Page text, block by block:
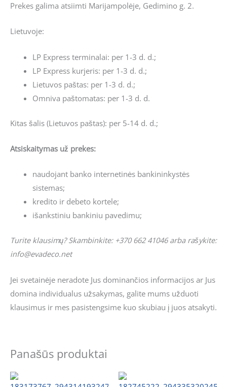
Prekes galima atsiimti Marijampolėje, Gedimino g. 2.
Lietuvoje:
LP Express terminalai: per 1-3 d. d.;
LP Express kurjeris: per 1-3 d. d.;
Lietuvos paštas: per 1-3 d. d.;
Omniva paštomatas: per 1-3 d. d.
Kitas šalis (Lietuvos paštas): per 5-14 d. d.;
Atsiskaitymas už prekes:
naudojant banko internetinės bankininkystės
sistemas;
kredito ir debeto kortele;
išankstiniu bankiniu pavedimu;
Turite klausimų? Skambinkite: +370 662 41046 arba rašykite:
info@evadeco.net
Jei svetainėje neradote Jus dominančios informacijos ar Jus
domina individualus užsakymas, galite mums užduoti
klausimus ir mes pasistengsime kuo skubiau į juos atsakyti.
Panašūs produktai